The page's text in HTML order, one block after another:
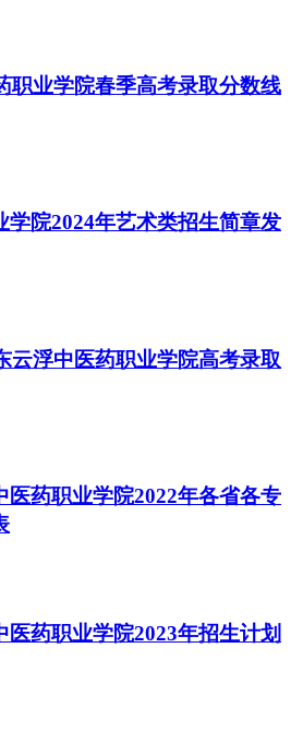
职业学院春季高考录取分数线
学院2024年艺术类招生简章发
云浮中医药职业学院高考录取
医药职业学院2022年各省各专
医药职业学院2023年招生计划